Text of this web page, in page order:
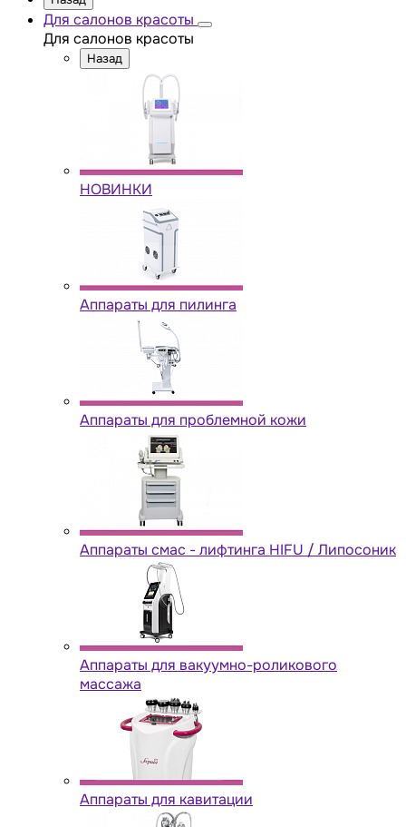
Для салонов красоты
Для салонов красоты
Назад
НОВИНКИ
Аппараты для пилинга
Аппараты для проблемной кожи
Аппараты cмас - лифтинга HIFU / Липосоник
Аппараты для вакуумно-роликового
массажа
Аппараты для кавитации